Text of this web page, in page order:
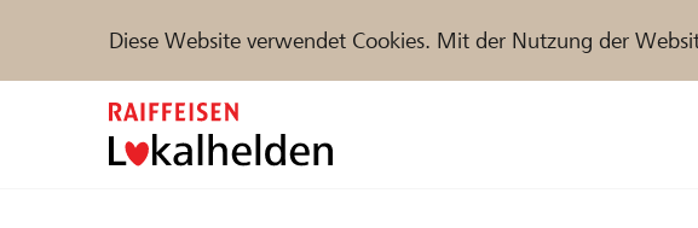
Diese Website verwendet Cookies. Mit der Nutzung der